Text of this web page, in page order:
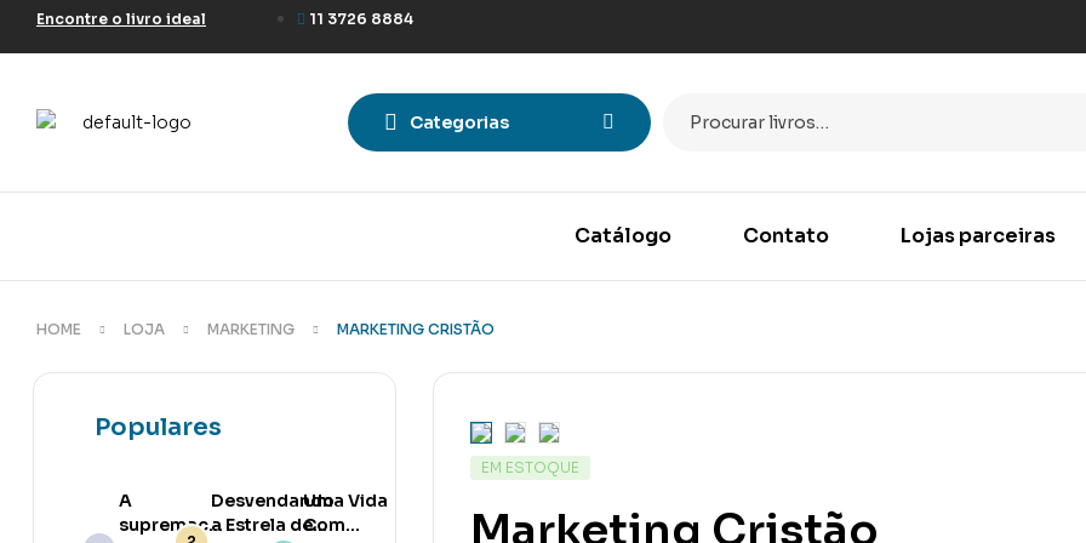
Encontre o livro ideal 11 3726 8884
Categorias
Catálogo Contato Lojas parceiras
HOME LOJA MARKETING MARKETING CRISTÃO
EM ESTOQUE
Marketing Cristão
Populares
A
supremacia
Desvendando
a Estrela de
Uma Vida
Com